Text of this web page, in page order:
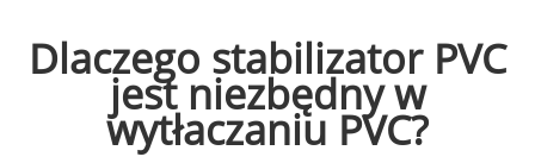
Dlaczego stabilizator PVC
jest niezbędny w
wytłaczaniu PVC?